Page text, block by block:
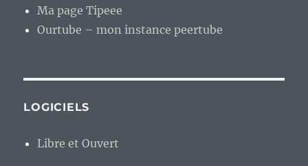
Ma page Tipeee
Ourtube – mon instance peertube
LOGICIELS
Libre et Ouvert